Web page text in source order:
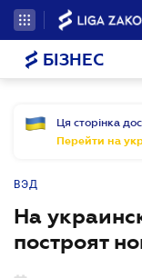
БІЗНЕС
Ця сторінка
Перейти на
ВЭД
На
построят